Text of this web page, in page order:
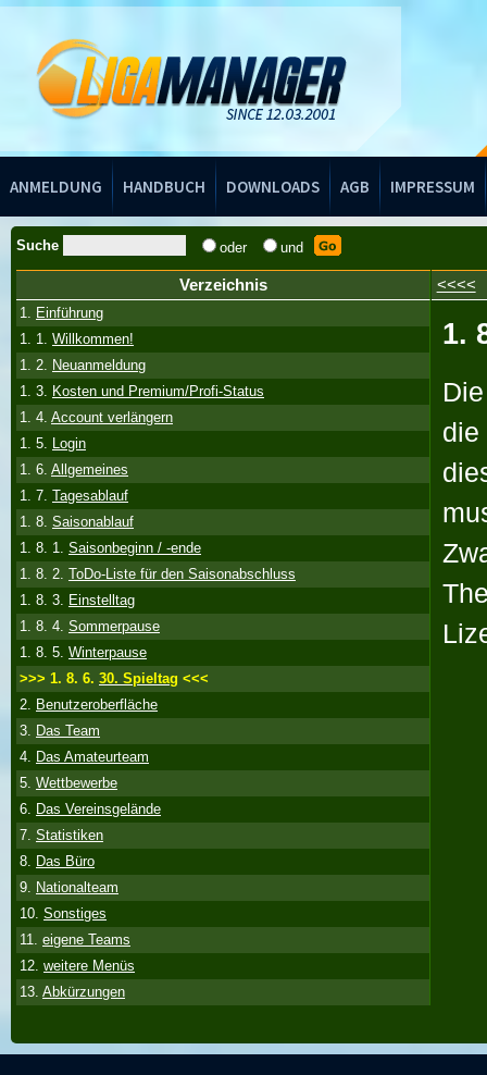
ANMELDUNG HANDBUCH DOWNLOADS AGB IMPRESSUM
Handbuch
Suche oder und
Verzeichnis
1. Einführung
1. 1. Willkommen!
1. 2. Neuanmeldung
1. 3. Kosten und Premium/Profi-Status
1. 4. Account verlängern
1. 5. Login
1. 6. Allgemeines
1. 7. Tagesablauf
1. 8. Saisonablauf
1. 8. 1. Saisonbeginn / -ende
1. 8. 2. ToDo-Liste für den Saisonabschluss
1. 8. 3. Einstelltag
1. 8. 4. Sommerpause
1. 8. 5. Winterpause
>>> 1. 8. 6. 30. Spieltag <<<
2. Benutzeroberfläche
3. Das Team
4. Das Amateurteam
5. Wettbewerbe
6. Das Vereinsgelände
7. Statistiken
8. Das Büro
9. Nationalteam
10. Sonstiges
11. eigene Teams
12. weitere Menüs
13. Abkürzungen
<<<<
1.
die